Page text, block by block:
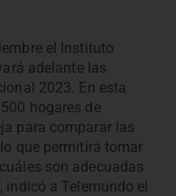
el Instituto
adelante las
2023. En esta
hogares de
para comparar las
que permitirá tomar
son adecuadas
indicó a Telemundo el